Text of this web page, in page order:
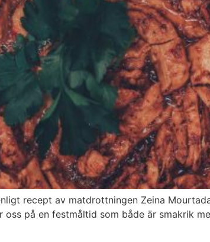
recept av matdrottningen Zeina
på en festmåltid som både är smakrik